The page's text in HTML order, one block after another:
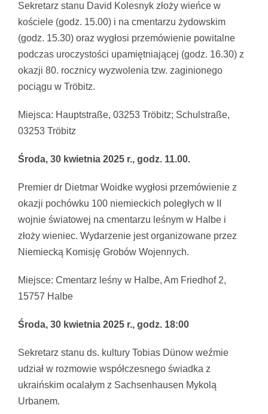
Sekretarz stanu David Kolesnyk złoży wieńce w
kościele (godz. 15.00) i na cmentarzu żydowskim
(godz. 15.30) oraz wygłosi przemówienie powitalne
podczas uroczystości upamiętniającej (godz. 16.30) z
okazji 80. rocznicy wyzwolenia tzw. zaginionego
pociągu w Tröbitz.
Miejsca: Hauptstraße, 03253 Tröbitz; Schulstraße,
03253 Tröbitz
Środa, 30 kwietnia 2025 r., godz. 11.00.
Premier dr Dietmar Woidke wygłosi przemówienie z
okazji pochówku 100 niemieckich poległych w II
wojnie światowej na cmentarzu leśnym w Halbe i
złoży wieniec. Wydarzenie jest organizowane przez
Niemiecką Komisję Grobów Wojennych.
Miejsce: Cmentarz leśny w Halbe, Am Friedhof 2,
15757 Halbe
Środa, 30 kwietnia 2025 r., godz. 18:00
Sekretarz stanu ds. kultury Tobias Dünow weźmie
udział w rozmowie współczesnego świadka z
ukraińskim ocalałym z Sachsenhausen Mykolą
Urbanem.